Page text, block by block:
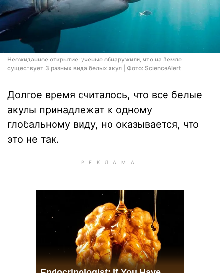
Неожиданное открытие: ученые обнаружили, что на Земле
существует 3 разных вида белых акул | Фото: ScienceAlert
Долгое время считалось, что все белые
акулы принадлежат к одному
глобальному виду, но оказывается, что
это не так.